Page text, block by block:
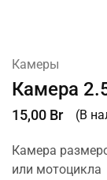
Камеры
Камера
15,00 Br (В
Камера
или мотоцикла